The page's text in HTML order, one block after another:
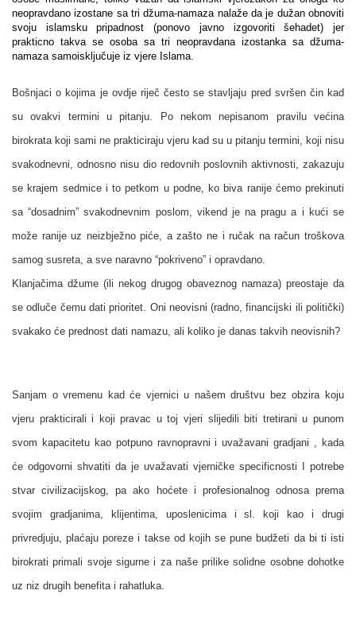
neopravdano izostane sa tri džuma-namaza nalaže da je dužan obnoviti
svoju islamsku pripadnost (ponovo javno izgovoriti šehadet) jer
prakticno takva se osoba sa tri neopravdana izostanka sa džuma-
namaza samoisključuje iz vjere Islama.
Bošnjaci o kojima je ovdje riječ često se stavljaju pred svršen čin kad
su ovakvi termini u pitanju. Po nekom nepisanom pravilu većina
birokrata koji sami ne prakticiraju vjeru kad su u pitanju termini, koji nisu
svakodnevni, odnosno nisu dio redovnih poslovnih aktivnosti, zakazuju
se krajem sedmice i to petkom u podne, ko biva ranije ćemo prekinuti
sa “dosadnim” svakodnevnim poslom, vikend je na pragu a i kući se
može ranije uz neizbježno piće, a zašto ne i ručak na račun troškova
samog susreta, a sve naravno “pokriveno” i opravdano.
Klanjačima džume (ili nekog drugog obaveznog namaza) preostaje da
se odluče čemu dati prioritet. Oni neovisni (radno, financijski ili politički)
svakako će prednost dati namazu, ali koliko je danas takvih neovisnih?
Sanjam o vremenu kad će vjernici u našem društvu bez obzira koju
vjeru prakticirali i koji pravac u toj vjeri slijedili biti tretirani u punom
svom kapacitetu kao potpuno ravnopravni i uvažavani gradjani , kada
će odgovorni shvatiti da je uvažavati vjerničke specificnosti I potrebe
stvar civilizacijskog, pa ako hoćete i profesionalnog odnosa prema
svojim gradjanima, klijentima, uposlenicima i sl. koji kao i drugi
privredjuju, plaćaju poreze i takse od kojih se pune budžeti da bi ti isti
birokrati primali svoje sigurne i za naše prilike solidne osobne dohotke
uz niz drugih benefita i rahatluka.